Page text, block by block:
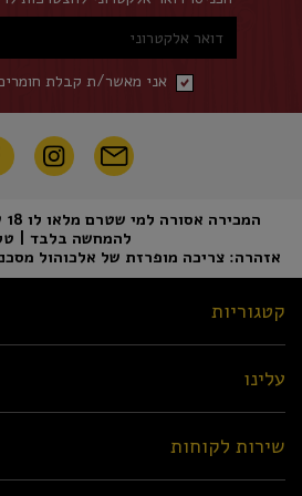
דואר אלקטרוני
אני מאשר/ת קבלת
להמחשה בלבד |
אזהרה: צריכה מופרזת של אלכוהול
קטגוריות
עלינו
שירות לקוחות